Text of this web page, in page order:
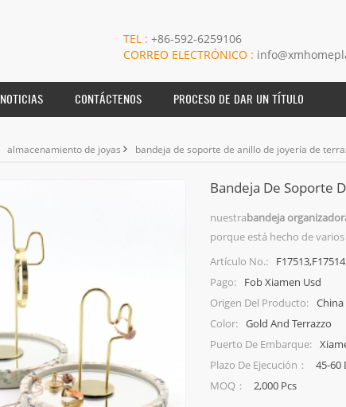
TEL : +86-592-6259106
CORREO ELECTRÓNICO :
NOTICIAS CONTÁCTENOS PROCESO DE DAR UN TÍTULO
almacenamiento de joyas bandeja de soporte de anillo de joyería de
Bandeja De Soporte
nuestrabandeja
porque está hecho de
Artículo No.:
F17513,F17514
Pago:
Fob Xiamen Usd
Origen Del Producto: China
Color: Gold And Terrazzo
Puerto De Embarque:
Plazo De Ejecución：
45-60
MOQ：
2,000 Pcs